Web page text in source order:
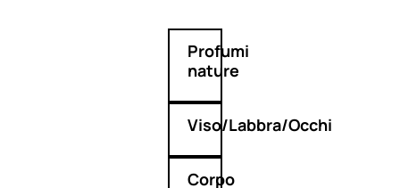
Profumi
nature
Viso/Labbra/Occhi
Corpo